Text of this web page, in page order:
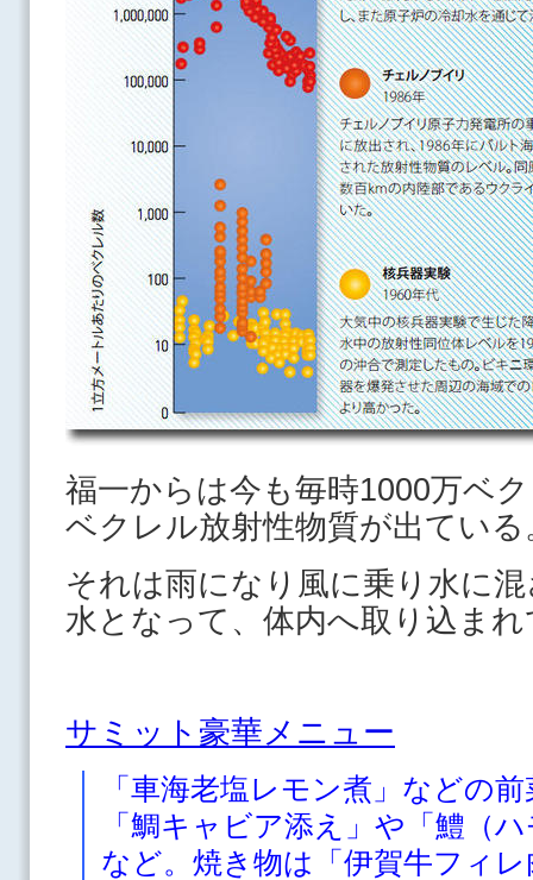
福一からは今も毎時1000万ベ
ベクレル放射性物質が出ている
それは雨になり風に乗り水に
水となって、体内へ取り込
サミット豪華メニュー
「車海老塩レモン煮」などの
「鯛キャビア添え」や「鱧（
など。焼き物は「伊賀牛フィ